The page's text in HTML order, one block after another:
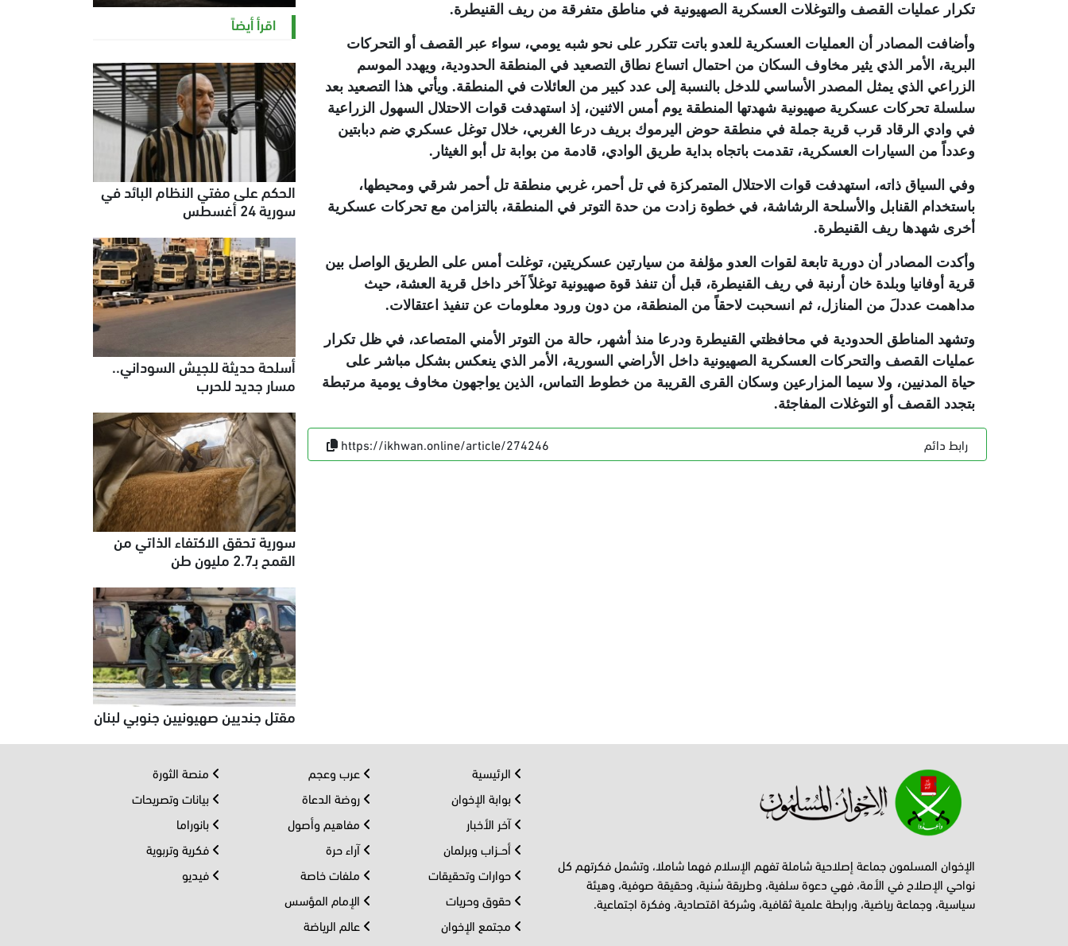
تكرار عمليات القصف والتوغلات العسكرية الصهيونية في مناطق متفرقة من ريف القنيطرة.
وأضافت المصادر أن العمليات العسكرية للعدو باتت تتكرر على نحو شبه يومي، سواء عبر القصف أو التحركات
البرية، الأمر الذي يثير مخاوف السكان من احتمال اتساع نطاق التصعيد في المنطقة الحدودية، ويهدد الموسم
الزراعي الذي يمثل المصدر الأساسي للدخل بالنسبة إلى عدد كبير من العائلات في المنطقة. ويأتي هذا التصعيد بعد
سلسلة تحركات عسكرية صهيونية شهدتها المنطقة يوم أمس الاثنين، إذ استهدفت قوات الاحتلال السهول الزراعية
في وادي الرقاد قرب قرية جملة في منطقة حوض اليرموك بريف درعا الغربي، خلال توغل عسكري ضم دبابتين
وعدداً من السيارات العسكرية، تقدمت باتجاه بداية طريق الوادي، قادمة من بوابة تل أبو الغيثار .
وفي السياق ذاته، استهدفت قوات الاحتلال المتمركزة في تل أحمر، غربي منطقة تل أحمر شرقي ومحيطها،
باستخدام القنابل والأسلحة الرشاشة، في خطوة زادت من حدة التوتر في المنطقة، بالتزامن مع تحركات عسكرية
أخرى شهدها ريف القنيطرة.
وأكدت المصادر أن دورية تابعة لقوات العدو مؤلفة من سيارتين عسكريتين، توغلت أمس على الطريق الواصل بين
قرية أوفانيا وبلدة خان أرنبة في ريف القنيطرة، قبل أن تنفذ قوة صهيونية توغلاً آخر داخل قرية العشة، حيث
مداهمت عددلَ من المنازل، ثم انسحبت لاحقاً من المنطقة، من دون ورود معلومات عن تنفيذ اعتقالات.
وتشهد المناطق الحدودية في محافظتي القنيطرة ودرعا منذ أشهر، حالة من التوتر الأمني المتصاعد، في ظل تكرار
عمليات القصف والتحركات العسكرية الصهيونية داخل الأراضي السورية، الأمر الذي ينعكس بشكل مباشر على
حياة المدنيين، ولا سيما المزارعين وسكان القرى القريبة من خطوط التماس، الذين يواجهون مخاوف يومية مرتبطة
بتجدد القصف أو التوغلات المفاجئة.
رابط دائم https://ikhwan.online/article/274246
الخميس 6 أغسطس 2026 11:12 ص
اقرأ أيضاً
الحكم على مفتي النظام البائد في
سورية 24 أغسطس
أسلحة حديثة للجيش السوداني..
مسار جديد للحرب
سورية تحقق الاكتفاء الذاتي من
القمح بـ2.7 مليون طن
مقتل جنديين صهيونيين جنوبي لبنان
الإخوان المسلمون جماعة إصلاحية شاملة تفهم الإسلام فهما شاملا، وتشمل فكرتهم كل
نواحي الإصلاح في الأمة، فهي دعوة سلفية، وطريقة سُنية، وحقيقة صوفية، وهيئة
سياسية، وجماعة رياضية، ورابطة علمية ثقافية، وشركة اقتصادية، وفكرة اجتماعية.
الرئيسية
بوابة الإخوان
آخر الأخبار
أحــزاب وبرلمان
حوارات وتحقيقات
حقوق وحريات
مجتمع الإخوان
عرب وعجم
روضة الدعاة
مفاهيم وأصول
آراء حرة
ملفات خاصة
الإمام المؤسس
عالم الرياضة
منصة الثورة
بيانات وتصريحات
بانوراما
فكرية وتربوية
فيديو